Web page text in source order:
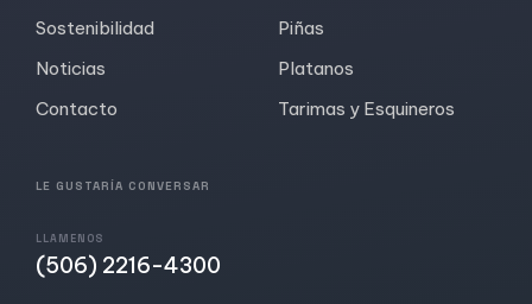
Sostenibilidad
Noticias
Contacto
Piñas
Platanos
Tarimas y Esquineros
LE GUSTARÍA CONVERSAR
LLAMENOS
(506) 2216-4300